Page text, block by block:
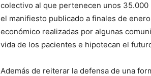
colectivo al que pertenecen unos 35.000
el manifiesto publicado a finales de
económico realizadas por algunas
vida de los pacientes e hipotecan el
Además de reiterar la defensa de una